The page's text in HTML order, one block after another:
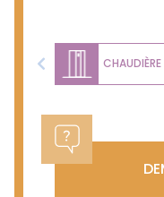
CHAUDIÈRE
Previous